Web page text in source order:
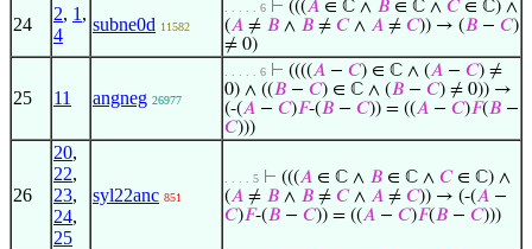
24
2, 1 ,
4
subne0d 11582
. . . . . 6 ⊢ (((𝐴 ∈ ℂ ∧ 𝐵 ∈ ℂ ∧ 𝐶∈ ℂ) ∧
(𝐴 ≠ 𝐵 ∧ 𝐵 ≠ 𝐶∧ 𝐴 ≠ 𝐶)) → (𝐵 − 𝐶)
≠ 0)
25 11 angneg 26977
. . . . . 6 ⊢ ((((𝐴 − 𝐶) ∈ ℂ ∧ (𝐴 − 𝐶) ≠
0) ∧ ((𝐵 − 𝐶) ∈ ℂ ∧ (𝐵 − 𝐶) ≠ 0)) →
(-(𝐴 − 𝐶)𝐹-(𝐵 − 𝐶)) = ((𝐴 − 𝐶)𝐹(𝐵 −
𝐶)))
26
20,
22,
23,
24,
25
syl22anc 851
. . . . 5 ⊢ (((𝐴 ∈ ℂ ∧ 𝐵 ∈ ℂ ∧ 𝐶∈ ℂ) ∧
(𝐴 ≠ 𝐵 ∧ 𝐵 ≠ 𝐶∧ 𝐴 ≠ 𝐶)) → (-(𝐴 −
𝐶)𝐹-(𝐵 − 𝐶)) = ((𝐴 − 𝐶)𝐹(𝐵 − 𝐶)))